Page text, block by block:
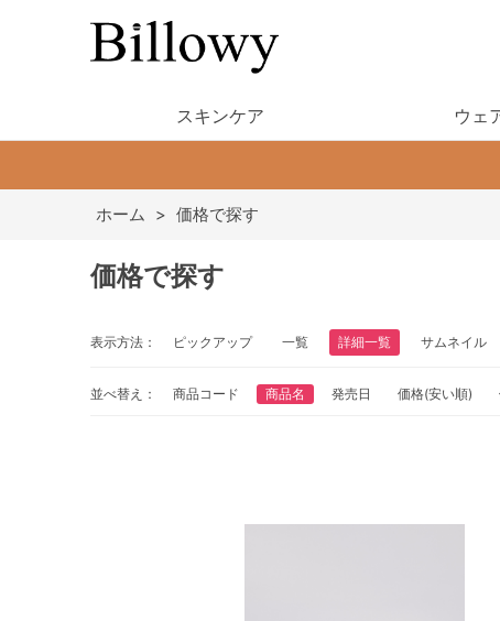
スキンケア ウェ
ホーム > 価格で探す
価格で探す
表示方法： ピックアップ 一覧 詳細一覧 サムネイル
並べ替え： 商品コード 商品名 発売日 価格(安い順)